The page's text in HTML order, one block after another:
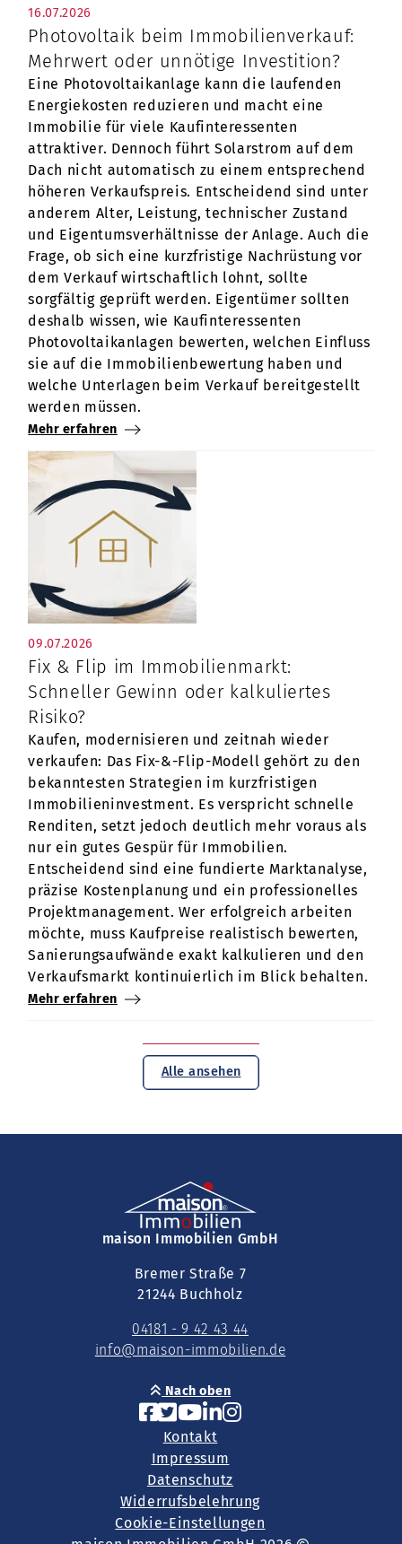
16.07.2026
Photovoltaik beim Immobilienverkauf:
Mehrwert oder unnötige Investition?
Eine Photovoltaikanlage kann die laufenden
Energiekosten reduzieren und macht eine
Immobilie für viele Kaufinteressenten
attraktiver. Dennoch führt Solarstrom auf dem
Dach nicht automatisch zu einem entsprechend
höheren Verkaufspreis. Entscheidend sind unter
anderem Alter, Leistung, technischer Zustand
und Eigentumsverhältnisse der Anlage. Auch die
Frage, ob sich eine kurzfristige Nachrüstung vor
dem Verkauf wirtschaftlich lohnt, sollte
sorgfältig geprüft werden. Eigentümer sollten
deshalb wissen, wie Kaufinteressenten
Photovoltaikanlagen bewerten, welchen Einfluss
sie auf die Immobilienbewertung haben und
welche Unterlagen beim Verkauf bereitgestellt
werden müssen.
Mehr erfahren
09.07.2026
Fix & Flip im Immobilienmarkt:
Schneller Gewinn oder kalkuliertes
Risiko?
Kaufen, modernisieren und zeitnah wieder
verkaufen: Das Fix-&-Flip-Modell gehört zu den
bekanntesten Strategien im kurzfristigen
Immobilieninvestment. Es verspricht schnelle
Renditen, setzt jedoch deutlich mehr voraus als
nur ein gutes Gespür für Immobilien.
Entscheidend sind eine fundierte Marktanalyse,
präzise Kostenplanung und ein professionelles
Projektmanagement. Wer erfolgreich arbeiten
möchte, muss Kaufpreise realistisch bewerten,
Sanierungsaufwände exakt kalkulieren und den
Verkaufsmarkt kontinuierlich im Blick behalten.
Mehr erfahren
Alle ansehen
maison Immobilien GmbH
Bremer Straße 7
21244 Buchholz
04181 - 9 42 43 44
info@maison-immobilien.de
Nach oben
Kontakt
Impressum
Datenschutz
Widerrufsbelehrung
Cookie-Einstellungen